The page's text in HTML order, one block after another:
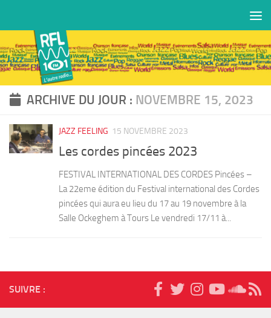
ARCHIVE DU JOUR : NOVEMBRE 15, 2023
JAZZ FEELING 15 NOVEMBRE 2023
Les cordes pincées 2023
FESTIVAL INTERNATIONAL DES CORDES Pincées –
La 22eme édition du Festival international des Cordes
pincées qui aura eu lieu du 17 au 19 novembre à la
Salle Ockeghem à Tours Le vendredi 17/11 à...
SUIVRE :